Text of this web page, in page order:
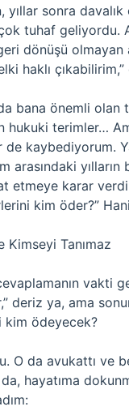
yıllar sonra
tuhaf
dönüşü
haklı
bana önemli
hukuki terimler…
kaybediyorum.
arasındaki
etmeye karar
kim öder?”
Kimseyi Tanımaz
vakti
deriz ya, ama
kim ödeyecek?
O da avukattı ve
hayatıma